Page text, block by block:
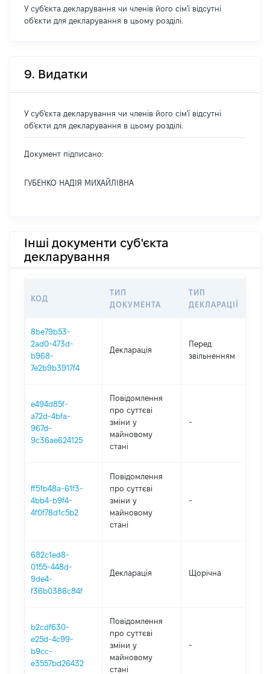
У суб'єкта декларування чи членів його сім'ї відсутні
об'єкти для декларування в цьому розділі.
9. Видатки
У суб'єкта декларування чи членів його сім'ї відсутні
об'єкти для декларування в цьому розділі.
Документ підписано:
ГУБЕНКО НАДІЯ МИХАЙЛІВНА
Інші документи суб'єкта
декларування
КОД
ТИП
ДОКУМЕНТА
ТИП
ДЕКЛАРАЦІЇ
8be79b53-
2ad0-473d-
b968-
7e2b9b3917f4
Декларація
Перед
звільненням
e494d85f-
a72d-4bfa-
967d-
9c36ae624125
Повідомлення
про суттєві
зміни y
майновому
стані
-
ff51b48a-61f3-
4bb4-b9f4-
4f0f78d1c5b2
Повідомлення
про суттєві
зміни y
майновому
стані
-
682c1ed8-
0155-448d-
9de4-
f36b0386c84f
Декларація Щорічна
b2cdf630-
e25d-4c99-
b9cc-
e3557bd26432
Повідомлення
про суттєві
зміни y
майновому
стані
-